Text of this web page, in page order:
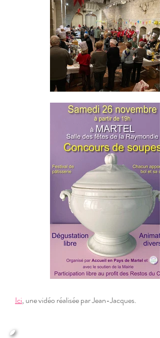
Ici, une vidéo réalisée par Jean-Jacques.